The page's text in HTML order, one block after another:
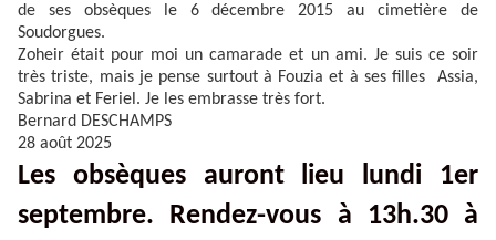
de ses obsèques le 6 décembre 2015 au cimetière de
Soudorgues.
Zoheir était pour moi un camarade et un ami. Je suis ce soir
très triste, mais je pense surtout à Fouzia et à ses filles Assia,
Sabrina et Feriel. Je les embrasse très fort.
Bernard DESCHAMPS
28 août 2025
Les obsèques auront lieu lundi 1er
septembre. Rendez-vous à 13h.30 à